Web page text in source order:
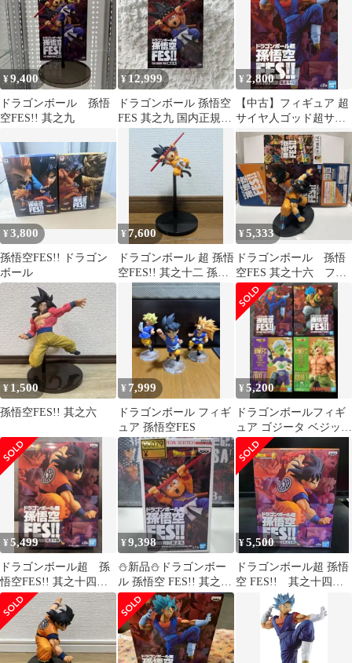
¥9,400
ドラゴンボール 孫悟
空FES!! 其之九
¥12,999
ドラゴンボール 孫悟空
FES 其之九 国内正規品
新品未開封 フィギュア
¥ 2,800
【中古】フィギュア 超
サイヤ人ゴッド超サイ
ヤ人ベジット 「ドラゴ
ンボール超」 孫悟空
FES!!其之十四
¥3,800
孫悟空FES!! ドラゴン
ボール
¥ 7,600
ドラゴンボール 超 孫悟
空FES!! 其之十二 孫悟
空 フィギュア
¥5,333
ドラゴンボール 孫悟
空FES 其之十六 フィ
ギュア
¥ 1,500
孫悟空FES!! 其之六
¥ 7,999
ドラゴンボール フィギ
ュア 孫悟空FES
¥5,200
ドラゴンボールフィギ
ュア ゴジータ ベジット
ブロリー チライ 4体セ
ット
¥5,499
ドラゴンボール超 孫
悟空FES!! 其之十四
未開封品
¥9,398
⛄新品⛄ドラゴンボー
ル 孫悟空 FES!! 其之九
孫悟空 0079
¥5,500
ドラゴンボール超 孫悟
空 FES!! 其之十四
A 孫悟空